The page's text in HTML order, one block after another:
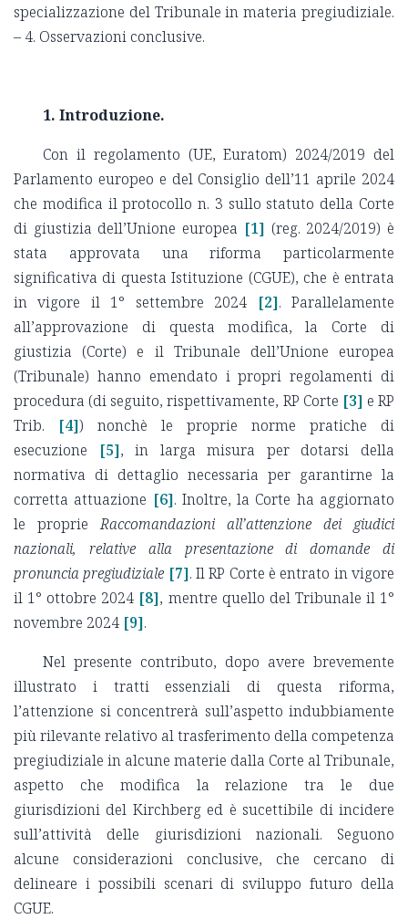
specializzazione del Tribunale in materia pregiudiziale.
– 4. Osservazioni conclusive.
1. Introduzione.
Con il regolamento (UE, Euratom) 2024/2019 del
Parlamento europeo e del Consiglio dell’11 aprile 2024
che modifica il protocollo n. 3 sullo statuto della Corte
di giustizia dell’Unione europea [1] (reg. 2024/2019) è
stata approvata una riforma particolarmente
significativa di questa Istituzione (CGUE), che è entrata
in vigore il 1° settembre 2024
[2]. Parallelamente
all’approvazione di questa modifica, la Corte di
giustizia (Corte) e il Tribunale dell’Unione europea
(Tribunale) hanno emendato i propri regolamenti di
procedura (di seguito, rispettivamente, RP Corte [3] e RP
Trib.
[4]) nonchè le proprie norme pratiche di
esecuzione
[5], in larga misura per dotarsi della
normativa di dettaglio necessaria per garantirne la
corretta attuazione [6]. Inoltre, la Corte ha aggiornato
le proprieRaccomandazioni all’attenzione dei giudici
nazionali, relative alla presentazione di domande di
pronuncia pregiudiziale [7]. Il RP Corte è entrato in vigore
il 1° ottobre 2024 [8], mentre quello del Tribunale il 1°
novembre 2024 [9].
Nel presente contributo, dopo avere brevemente
illustrato i tratti essenziali di questa riforma,
l’attenzione si concentrerà sull’aspetto indubbiamente
più rilevante relativo al trasferimento della competenza
pregiudiziale in alcune materie dalla Corte al Tribunale,
aspetto che modifica la relazione tra le due
giurisdizioni del Kirchberg ed è sucettibile di incidere
sull’attività delle giurisdizioni nazionali. Seguono
alcune considerazioni conclusive, che cercano di
delineare i possibili scenari di sviluppo futuro della
CGUE.